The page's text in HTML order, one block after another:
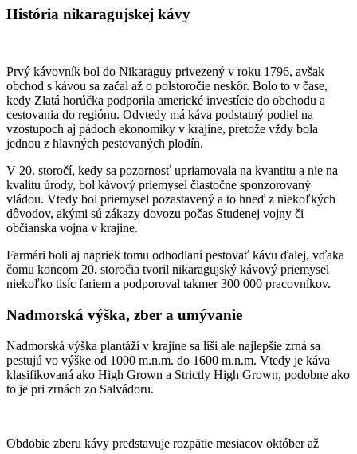
História nikaragujskej kávy
Prvý kávovník bol do Nikaraguy privezený v roku 1796, avšak
obchod s kávou sa začal až o polstoročie neskôr. Bolo to v čase,
kedy Zlatá horúčka podporila americké investície do obchodu a
cestovania do regiónu. Odvtedy má káva podstatný podiel na
vzostupoch aj pádoch ekonomiky v krajine, pretože vždy bola
jednou z hlavných pestovaných plodín.
V 20. storočí, kedy sa pozornosť upriamovala na kvantitu a nie na
kvalitu úrody, bol kávový priemysel čiastočne sponzorovaný
vládou. Vtedy bol priemysel pozastavený a to hneď z niekoľkých
dôvodov, akými sú zákazy dovozu počas Studenej vojny či
občianska vojna v krajine.
Farmári boli aj napriek tomu odhodlaní pestovať kávu ďalej, vďaka
čomu koncom 20. storočia tvoril nikaragujský kávový priemysel
niekoľko tisíc fariem a podporoval takmer 300 000 pracovníkov.
Nadmorská výška, zber a umývanie
Nadmorská výška plantáží v krajine sa líši ale najlepšie zrná sa
pestujú vo výške od 1000 m.n.m. do 1600 m.n.m. Vtedy je káva
klasifikovaná ako High Grown a Strictly High Grown, podobne ako
to je pri zrnách zo Salvádoru.
Obdobie zberu kávy predstavuje rozpätie mesiacov október až